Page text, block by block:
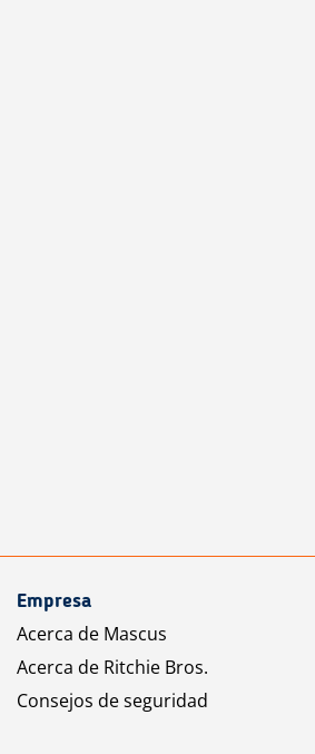
Empresa
Acerca de Mascus
Acerca de Ritchie Bros.
Consejos de seguridad